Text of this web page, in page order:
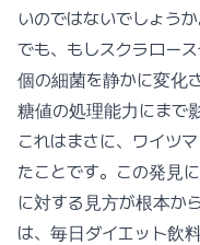
いのではないでしょう
でも、もしスクラロー
個の細菌を静かに変化
糖値の処理能力にまで
これはまさに、ワイツ
たことです。この発見
に対する見方が根本か
は、毎日ダイエット飲